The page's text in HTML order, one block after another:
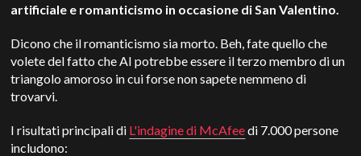
artificiale e romanticismo in occasione di San Valentino.
Dicono che il romanticismo sia morto. Beh, fate quello che
volete del fatto che AI potrebbe essere il terzo membro di un
triangolo amoroso in cui forse non sapete nemmeno di
trovarvi.
I risultati principali di L'indagine di McAfeedi 7.000 persone
includono: